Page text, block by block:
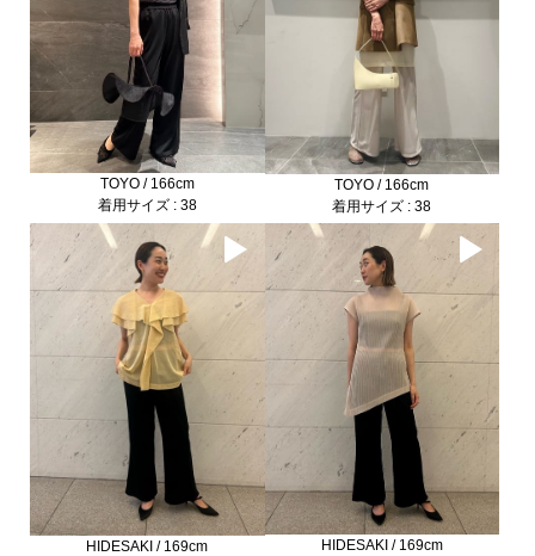
TOYO / 166cm
着用サイズ : 38
TOYO / 166cm
着用サイズ : 38
HIDESAKI / 169cm
HIDESAKI / 169cm